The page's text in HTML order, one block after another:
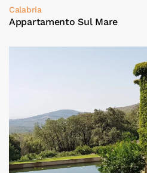
Calabria
Appartamento Sul Mare